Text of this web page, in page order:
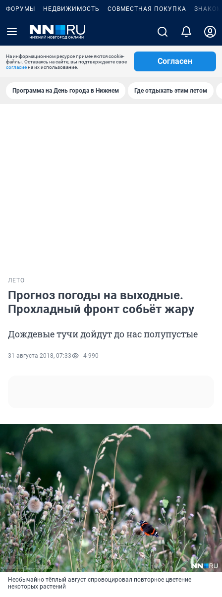
ФОРУМЫ НЕДВИЖИМОСТЬ СОВМЕСТНАЯ ПОКУПКА
На информационном ресурсе применяются cookie-
файлы. Оставаясь на сайте, вы подтверждаете свое
согласиена их использование.
Согласен
Программа на День города в Нижнем Где отдыхать этим летом
ЛЕТО
Прогноз погоды на выходные.
Прохладный фронт собьёт жару
Дождевые тучи дойдут до нас полупустые
31 августа 2018, 07:33 4 990
Необычайно тёплый август спровоцировал повторное цветение
некоторых растений